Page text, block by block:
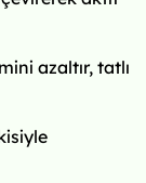
azaltır, tatlı